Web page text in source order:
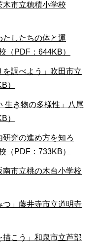
市立穂積小学校
したちの体と運
PDF：644KB）
調べよう」吹田市立
）
き物の多様性」八尾
）
究の進め方を知ろ
（PDF：733KB）
市立桃の木台小学校
」藤井寺市立道明寺
こう」和泉市立芦部